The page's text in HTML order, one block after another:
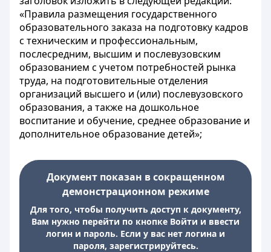
«Правила размещения государственного
образовательного заказа на подготовку кадров
с техническим и профессиональным,
послесредним, высшим и послевузовским
образованием с учетом потребностей рынка
труда, на подготовительные отделения
организаций высшего и (или) послевузовского
образования, а также на дошкольное
воспитание и обучение, среднее образование и
дополнительное образование детей»;
Документ показан в сокращенном
демонстрационном режиме
Для того, чтобы получить доступ к документу,
Вам нужно перейти по кнопке Войти и ввести
логин и пароль. Если у вас нет логина и
пароля, зарегистрируйтесь.